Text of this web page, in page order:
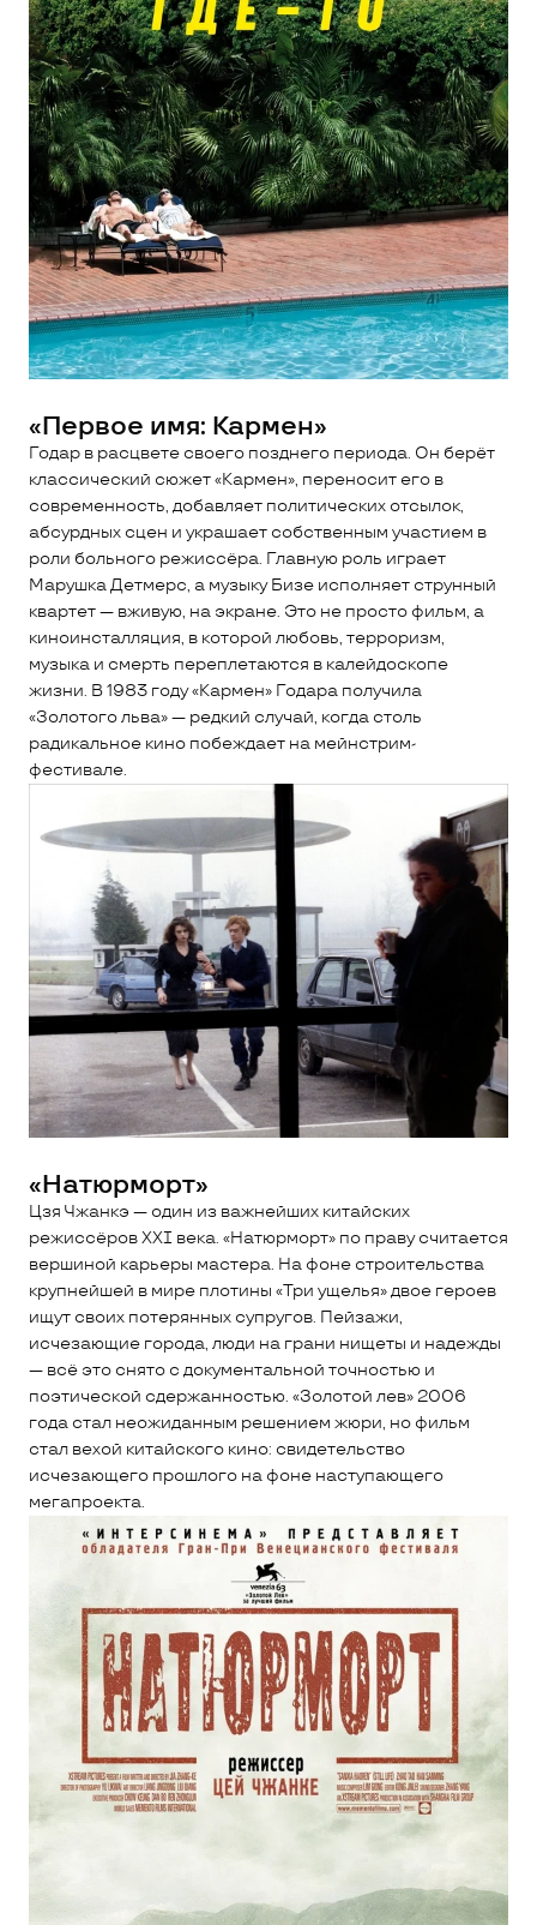
«Первое имя: Кармен»
Годар в расцвете своего позднего периода. Он берёт
классический сюжет «Кармен», переносит его в
современность, добавляет политических отсылок,
абсурдных сцен и украшает собственным участием в
роли больного режиссёра. Главную роль играет
Марушка Детмерс, а музыку Бизе исполняет струнный
квартет — вживую, на экране. Это не просто фильм, а
киноинсталляция, в которой любовь, терроризм,
музыка и смерть переплетаются в калейдоскопе
жизни. В 1983 году «Кармен» Годара получила
«Золотого льва» — редкий случай, когда столь
радикальное кино побеждает на мейнстрим-
фестивале.
«Натюрморт»
Цзя Чжанкэ — один из важнейших китайских
режиссёров XXI века. «Натюрморт» по праву считается
вершиной карьеры мастера. На фоне строительства
крупнейшей в мире плотины «Три ущелья» двое героев
ищут своих потерянных супругов. Пейзажи,
исчезающие города, люди на грани нищеты и надежды
— всё это снято с документальной точностью и
поэтической сдержанностью. «Золотой лев» 2006
года стал неожиданным решением жюри, но фильм
стал вехой китайского кино: свидетельство
исчезающего прошлого на фоне наступающего
мегапроекта.